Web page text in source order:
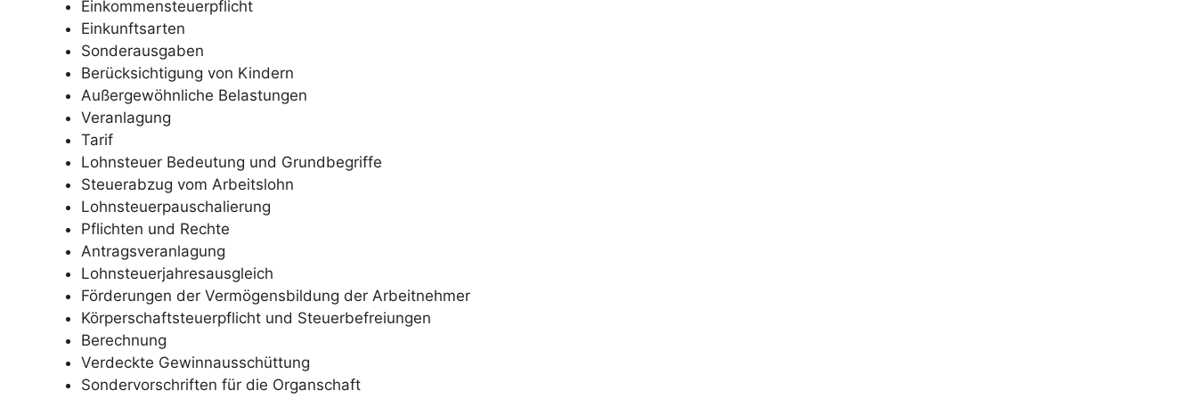
Einkommensteuerpflicht
Einkunftsarten
Sonderausgaben
Berücksichtigung von Kindern
Außergewöhnliche Belastungen
Veranlagung
Tarif
Lohnsteuer Bedeutung und Grundbegriffe
Steuerabzug vom Arbeitslohn
Lohnsteuerpauschalierung
Pflichten und Rechte
Antragsveranlagung
Lohnsteuerjahresausgleich
Förderungen der Vermögensbildung der Arbeitnehmer
Körperschaftsteuerpflicht und Steuerbefreiungen
Berechnung
Verdeckte Gewinnausschüttung
Sondervorschriften für die Organschaft